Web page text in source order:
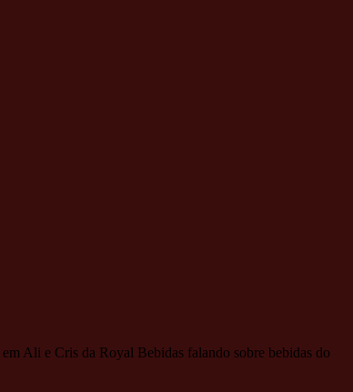
em Ali e Cris da Royal Bebidas falando sobre bebidas do